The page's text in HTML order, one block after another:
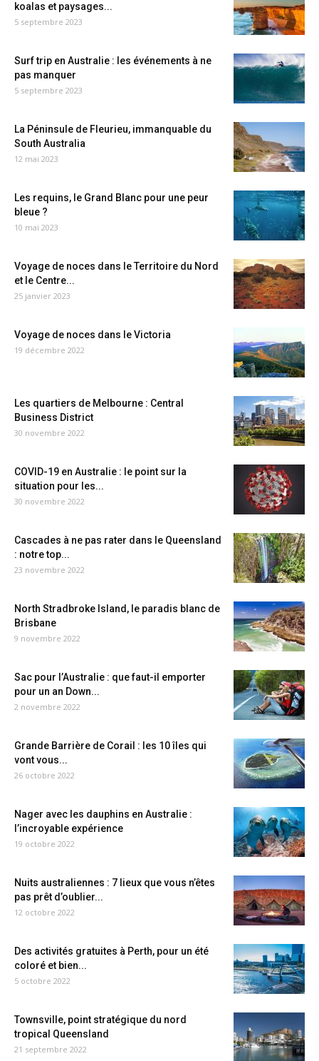
koalas et paysages...
5 septembre 2023
Surf trip en Australie : les événements à ne
pas manquer
5 septembre 2023
La Péninsule de Fleurieu, immanquable du
South Australia
12 mai 2023
Les requins, le Grand Blanc pour une peur
bleue ?
10 mai 2023
Voyage de noces dans le Territoire du Nord
et le Centre...
25 janvier 2023
Voyage de noces dans le Victoria
19 décembre 2022
Les quartiers de Melbourne : Central
Business District
30 novembre 2022
COVID-19 en Australie : le point sur la
situation pour les...
30 novembre 2022
Cascades à ne pas rater dans le Queensland
: notre top...
23 novembre 2022
North Stradbroke Island, le paradis blanc de
Brisbane
9 novembre 2022
Sac pour l’Australie : que faut-il emporter
pour un an Down...
2 novembre 2022
Grande Barrière de Corail : les 10 îles qui
vont vous...
26 octobre 2022
Nager avec les dauphins en Australie :
l’incroyable expérience
19 octobre 2022
Nuits australiennes : 7 lieux que vous n’êtes
pas prêt d’oublier...
12 octobre 2022
Des activités gratuites à Perth, pour un été
coloré et bien...
5 octobre 2022
Townsville, point stratégique du nord
tropical Queensland
21 septembre 2022